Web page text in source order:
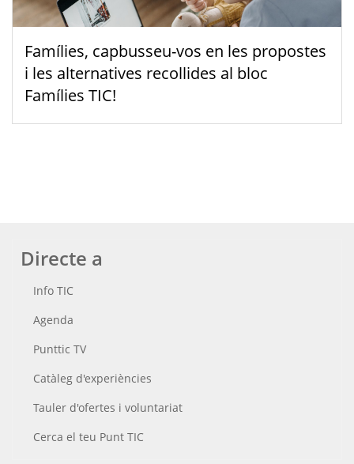
Famílies, capbusseu-vos en les propostes
i les alternatives recollides al bloc
Famílies TIC!
Directe a
Info TIC
Agenda
Punttic TV
Catàleg d'experiències
Tauler d'ofertes i voluntariat
Cerca el teu Punt TIC